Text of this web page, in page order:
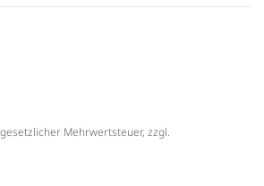
Mehrwertsteuer, zzgl.